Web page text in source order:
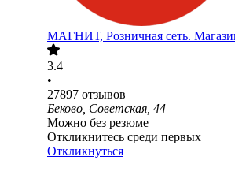
МАГНИТ, Розничная сеть.
3.4
•
27897 отзывов
Беково, Советская, 44
Можно без резюме
Откликнитесь среди первых
Откликнуться